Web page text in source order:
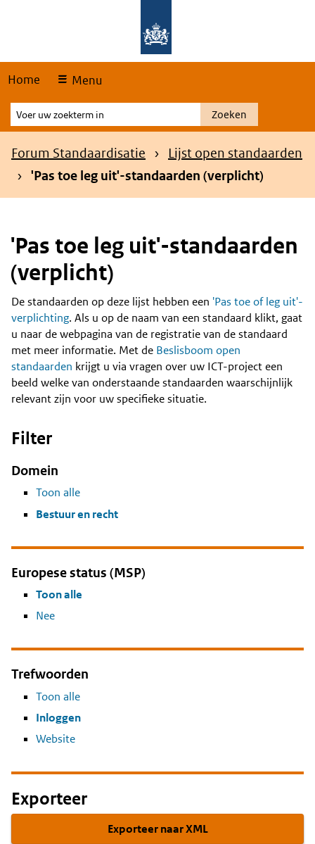
Home Menu
Voer
uw
zoekterm
Zoeken
Kruimelpad
Forum Standaardisatie
Lijst open standaarden
'Pas toe leg uit'-standaarden (verplicht)
'Pas toe leg uit'-standaarden
(verplicht)
Content
De standaarden op deze lijst hebben een 'Pas toe of leg uit'-
verplichting. Als u op de naam van een standaard klikt, gaat
u naar de webpagina van de registratie van de standaard
met meer informatie. Met de Beslisboom open
standaarden krijgt u via vragen over uw ICT-project een
beeld welke van onderstaande standaarden waarschijnlijk
relevant zijn voor uw specifieke situatie.
Filter
Domein
Toon alle
Bestuur en recht
Europese status (MSP)
Toon alle
Nee
Trefwoorden
Toon alle
Inloggen
Website
Exporteer
Exporteer naar XML